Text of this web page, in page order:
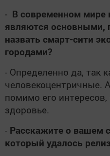
- В современном мире
являются основными,
назвать смарт-сити
городами?
- Определенно да, так
человекоцентричные.
помимо его интересов,
здоровье.
- Расскажите о вашем
который удалось